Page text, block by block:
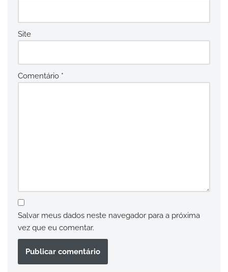
Site
Comentário *
Salvar meus dados neste navegador para a próxima
vez que eu comentar.